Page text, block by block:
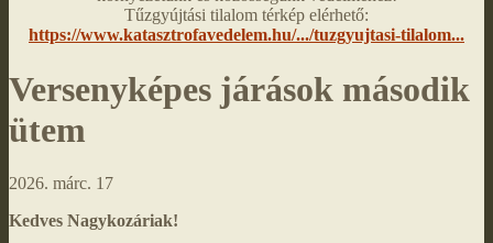
Tűzgyújtási tilalom térkép elérhető:
https://www.katasztrofavedelem.hu/.../tuzgyujtasi-tilalom...
Versenyképes járások második
ütem
2026. márc. 17
Kedves Nagykozáriak!